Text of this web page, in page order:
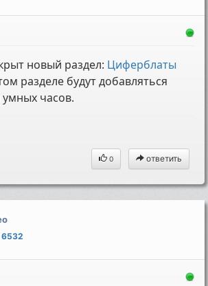
новый раздел: Циферблаты
разделе будут добавляться
часов.
0 ответить
6532